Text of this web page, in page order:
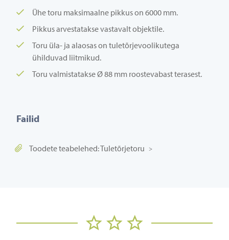
Ühe toru maksimaalne pikkus on 6000 mm.
Pikkus arvestatakse vastavalt objektile.
Toru üla- ja alaosas on tuletõrjevoolikutega
ühilduvad liitmikud.
Toru valmistatakse Ø 88 mm roostevabast terasest.
Failid
Toodete teabelehed: Tuletõrjetoru